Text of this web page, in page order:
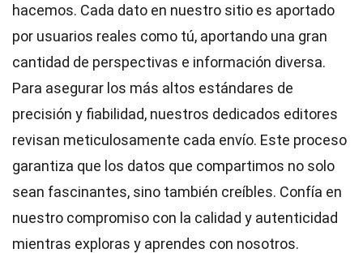
hacemos. Cada dato en nuestro sitio es aportado
por usuarios reales como tú, aportando una gran
cantidad de perspectivas e información diversa.
Para asegurar los más altos estándares de
precisión y fiabilidad, nuestros dedicados editores
revisan meticulosamente cada envío. Este proceso
garantiza que los datos que compartimos no solo
sean fascinantes, sino también creíbles. Confía en
nuestro compromiso con la calidad y autenticidad
mientras exploras y aprendes con nosotros.